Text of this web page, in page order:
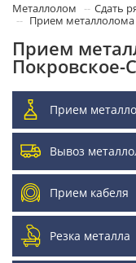
Металлолом
Сдать
Прием
Прием
Покровское-
Прием
Вывоз
Прием кабеля
Резка металла